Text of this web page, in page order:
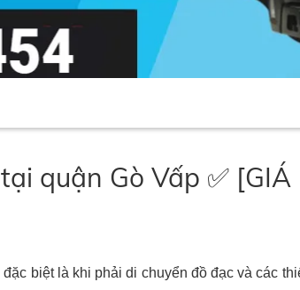
quận Gò Vấp ✅ [GIÁ
biệt là khi phải di chuyển đồ đạc và các